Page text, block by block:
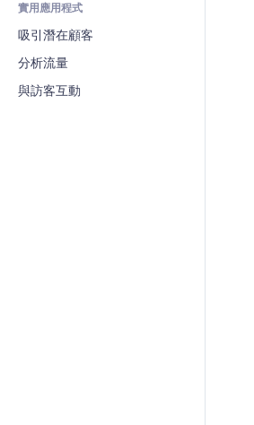
天氣
圖表與表格
CRM
實用應用程式
吸引潛在顧客
分析流量
與訪客互動